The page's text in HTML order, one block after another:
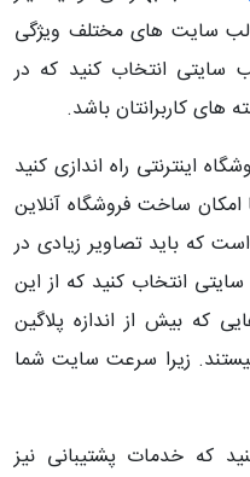
سایت های مختلف ویژگی
سایتی انتخاب کنید که در
های کاربرانتان باشد.
اینترنتی راه اندازی کنید
ساخت فروشگاه آنلاین
که باید تصاویر زیادی در
انتخاب کنید که از این
که بیش از اندازه پلاگین
زیرا سرعت سایت شما
که خدمات پشتیبانی نیز